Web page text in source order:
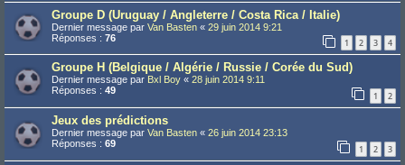
Groupe D (Uruguay / Angleterre / Costa Rica / Italie)
Dernier message par Van Basten « 29 juin 2014 9:21
Réponses : 76 1 2 3 4
Groupe H (Belgique / Algérie / Russie / Corée du Sud)
Dernier message par Bxl Boy « 28 juin 2014 9:11
Réponses : 49 1 2
Jeux des prédictions
Dernier message par Van Basten « 26 juin 2014 23:13
Réponses : 69 1 2 3